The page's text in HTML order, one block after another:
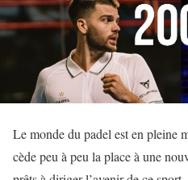
Le monde du padel est en pleine
cède peu à peu la place à une